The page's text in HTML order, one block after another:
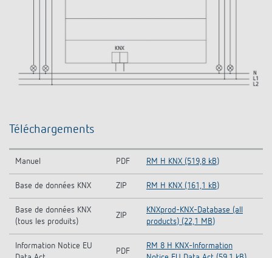
Téléchargements
Manuel PDF RM H KNX (519,8 kB)
Base de données KNX ZIP RM H KNX (161,1 kB)
Base de données KNX
(tous les produits)
ZIP
KNXprod-KNX-Database (all
products) (22,1 MB)
Information Notice EU
PDF
RM 8 H KNX-Information